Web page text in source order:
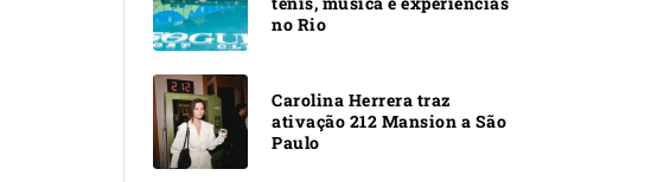
no Rio
Carolina Herrera traz
ativação 212 Mansion a São
Paulo